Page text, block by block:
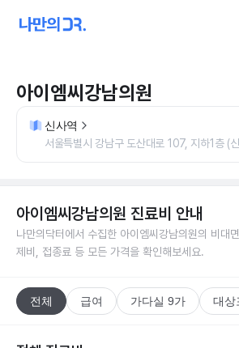
아이엠씨강남의원
신사역
서울특별시 강남구 도산대로 107, 지하1층 (
아이엠씨강남의원 진료비 안내
나만의닥터에서 수집한 아이엠씨강남의원의 비대
제비, 접종료 등 모든 가격을 확인해보세요.
전체 급여 가다실 9가 대상